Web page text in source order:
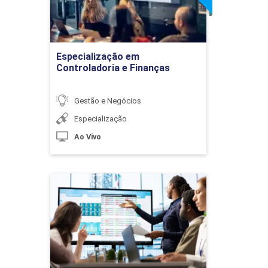
uma Empresa
10h
Tesouraria: Caixa
10h
Capital de Giro
Especialização em
Controladoria e Finanças
Gestão e Negócios
Especialização
Ao Vivo
Ir para Inscrição
Especialização em Gestão
das Organizações Públicas
e Privadas
Detalhes do curso